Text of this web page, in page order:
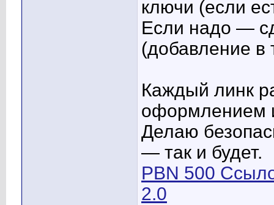
ключи (если
Если надо —
(добавление в
Каждый линк
оформлением
Делаю
— так и будет.
PBN 500
2.0